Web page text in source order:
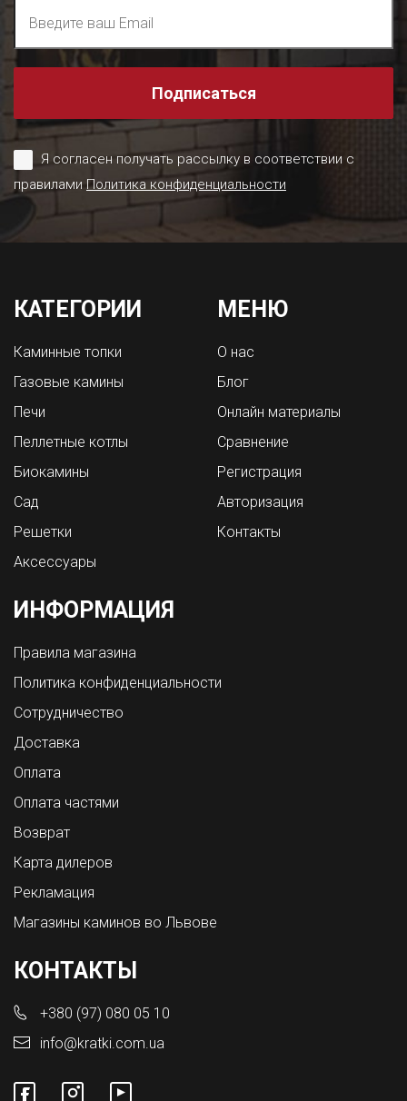
Подписаться
Я согласен получать рассылку в соответствии с
правиламиПолитика конфиденциальности
КАТЕГОРИИ
Каминные топки
Газовые камины
Печи
Пеллетные котлы
Биокамины
Сад
Решетки
Аксессуары
МЕНЮ
О нас
Блог
Онлайн материалы
Сравнение
Регистрация
Авторизация
Контакты
ИНФОРМАЦИЯ
Правила магазина
Политика конфиденциальности
Сотрудничество
Доставка
Оплата
Оплата частями
Возврат
Карта дилеров
Рекламация
Магазины каминов во Львове
КОНТАКТЫ
+380 (97) 080 05 10
info@kratki.com.ua